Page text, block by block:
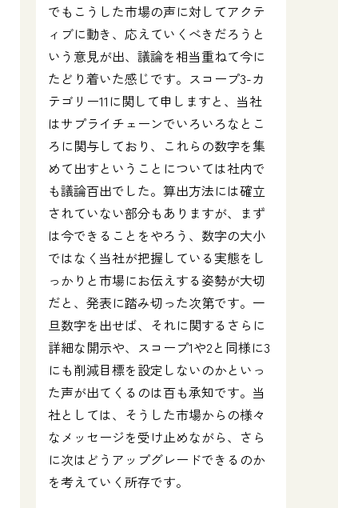
でもこうした市場の声に対してアクテ
ィブに動き、応えていくべきだろうと
いう意見が出、議論を相当重ねて今に
たどり着いた感じです。スコープ3-カ
テゴリー11に関して申しますと、当社
はサプライチェーンでいろいろなとこ
ろに関与しており、これらの数字を集
めて出すということについては社内で
も議論百出でした。算出方法には確立
されていない部分もありますが、まず
は今できることをやろう、数字の大小
ではなく当社が把握している実態をし
っかりと市場にお伝えする姿勢が大切
だと、発表に踏み切った次第です。一
旦数字を出せば、それに関するさらに
詳細な開示や、スコープ1や2と同様に3
にも削減目標を設定しないのかといっ
た声が出てくるのは百も承知です。当
社としては、そうした市場からの様々
なメッセージを受け止めながら、さら
に次はどうアップグレードできるのか
を考えていく所存です。